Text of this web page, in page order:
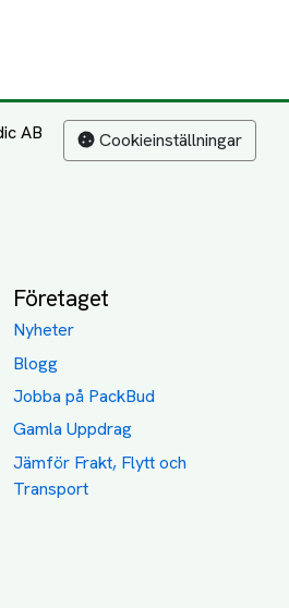
AB Cookieinställningar
Företaget
Nyheter
Blogg
Jobba på PackBud
Gamla Uppdrag
Jämför Frakt, Flytt och
Transport